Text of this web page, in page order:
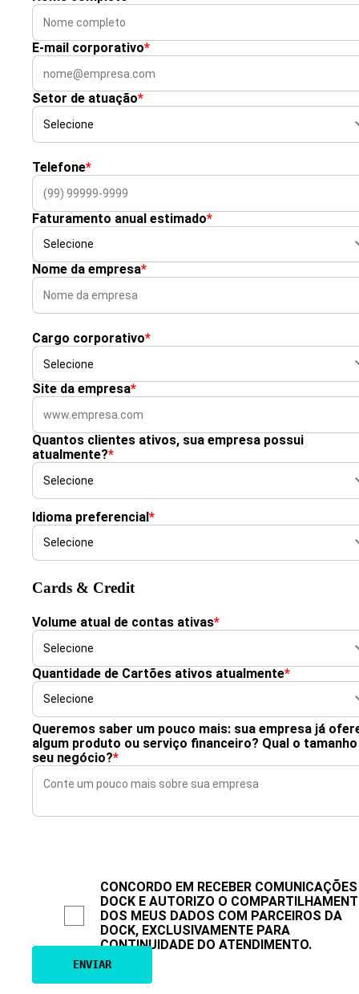
E-mail corporativo*
Setor de atuação*
Telefone*
Faturamento anual estimado*
Nome da empresa*
Cargo corporativo*
Site da empresa*
Quantos clientes ativos, sua empresa possui
atualmente?*
Idioma preferencial*
Cards & Credit
Volume atual de contas ativas*
Quantidade de Cartões ativos atualmente*
Queremos saber um pouco mais: sua empresa já
algum produto ou serviço financeiro? Qual o
seu negócio?*
CONCORDO EM RECEBER
DOCK E AUTORIZO O
DOS MEUS DADOS COM PARCEIROS DA
DOCK, EXCLUSIVAMENTE PARA
CONTINUIDADE DO ATENDIMENTO.